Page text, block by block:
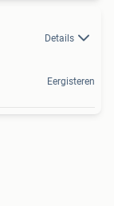
Details
Eergisteren